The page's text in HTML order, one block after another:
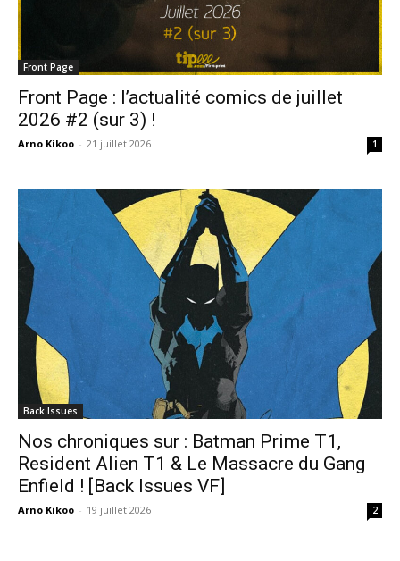
Front Page
Front Page : l’actualité comics de juillet
2026 #2 (sur 3) !
Arno Kikoo - 21 juillet 2026 1
Back Issues
Nos chroniques sur : Batman Prime T1,
Resident Alien T1 & Le Massacre du Gang
Enfield ! [Back Issues VF]
Arno Kikoo - 19 juillet 2026 2